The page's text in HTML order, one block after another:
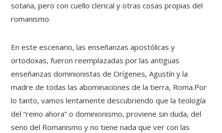
sotana, pero con cuello clerical y otras cosas propias del
romanismo.
En este escenario, las enseñanzas apostólicas y
ortodoxas, fueron reemplazadas por las antiguas
enseñanzas dominionistas de Orígenes, Agustín y la
madre de todas las abominaciones de la tierra, Roma.Por
lo tanto, vamos lentamente descubriendo que la teología
del “reino ahora” o dominionismo, proviene sin duda, del
seno del Romanismo y no tiene nada que ver con las